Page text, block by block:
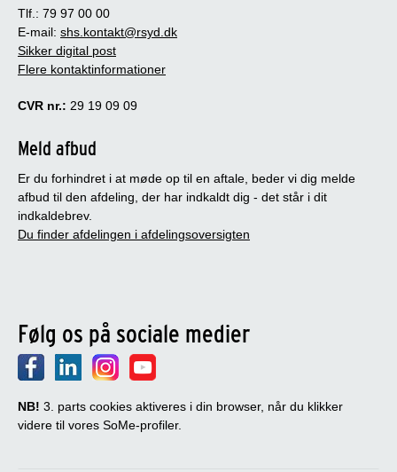
Tlf.: 79 97 00 00
E-mail: shs.kontakt@rsyd.dk
Sikker digital post
Flere kontaktinformationer
CVR nr.: 29 19 09 09
Meld afbud
Er du forhindret i at møde op til en aftale, beder vi dig melde
afbud til den afdeling, der har indkaldt dig - det står i dit
indkaldebrev.
Du finder afdelingen i afdelingsoversigten
Følg os på sociale medier
NB! 3. parts cookies aktiveres i din browser, når du klikker
videre til vores SoMe-profiler.